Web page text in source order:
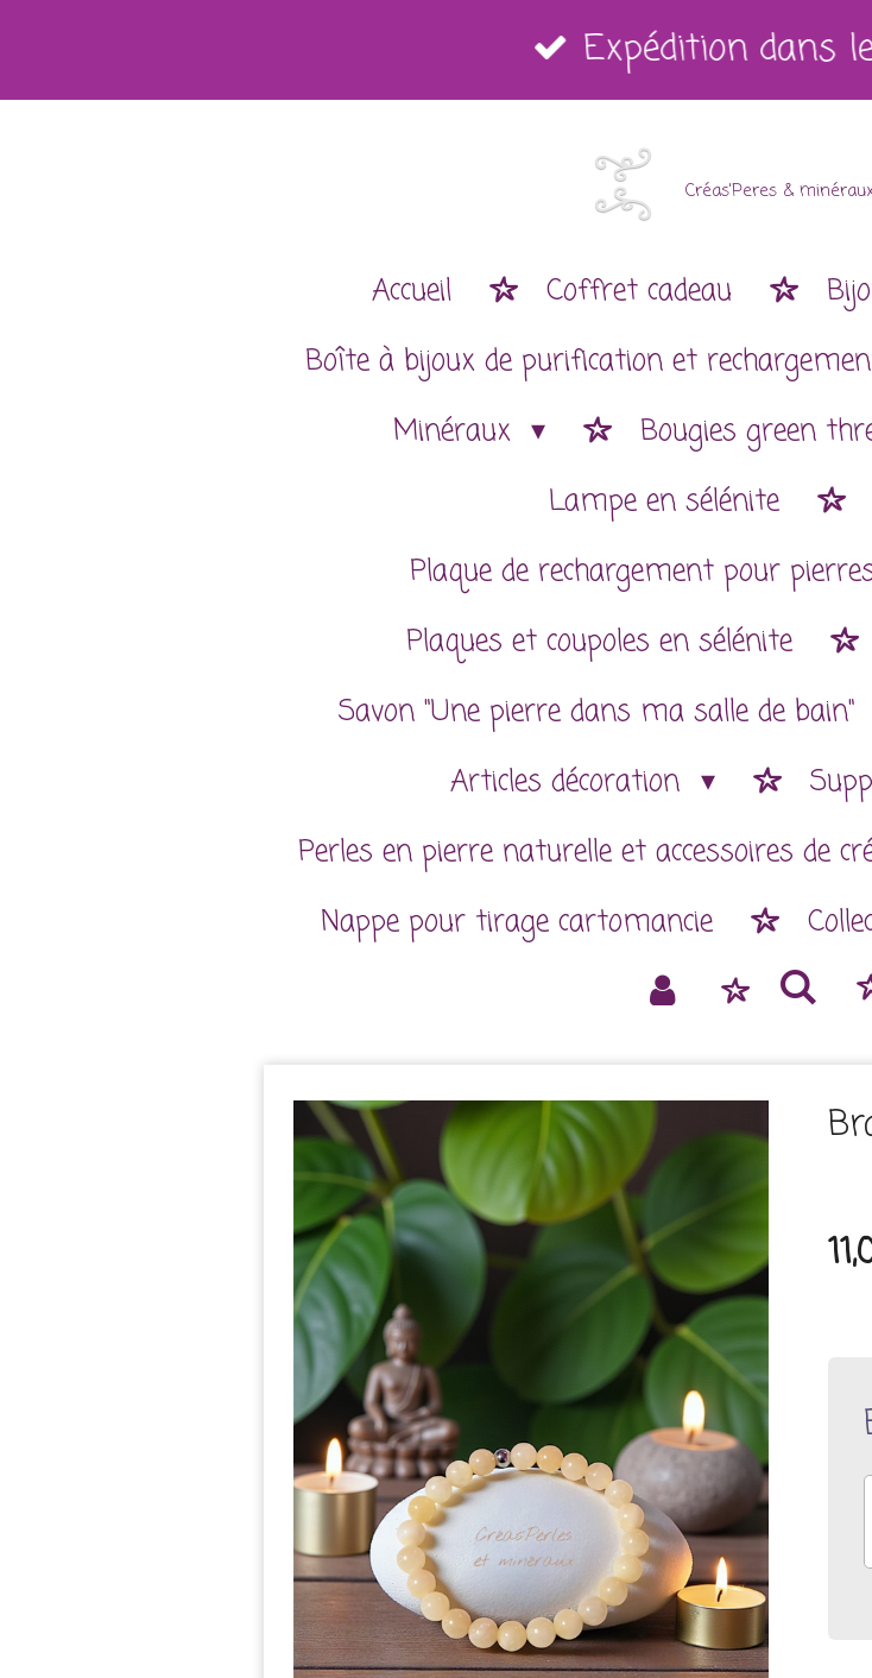
au
Expédition dans
Créas'Peres &
Accueil Coffret cadeau
Boîte à bijoux de purification et
Minéraux
Bougies green
Lampe en sélénite
Plaque de rechargement pour
Plaques et coupoles en sélénite
Savon "Une pierre dans ma salle de bain"
Articles décoration
Perles en pierre naturelle et accessoires de
Nappe pour tirage cartomancie